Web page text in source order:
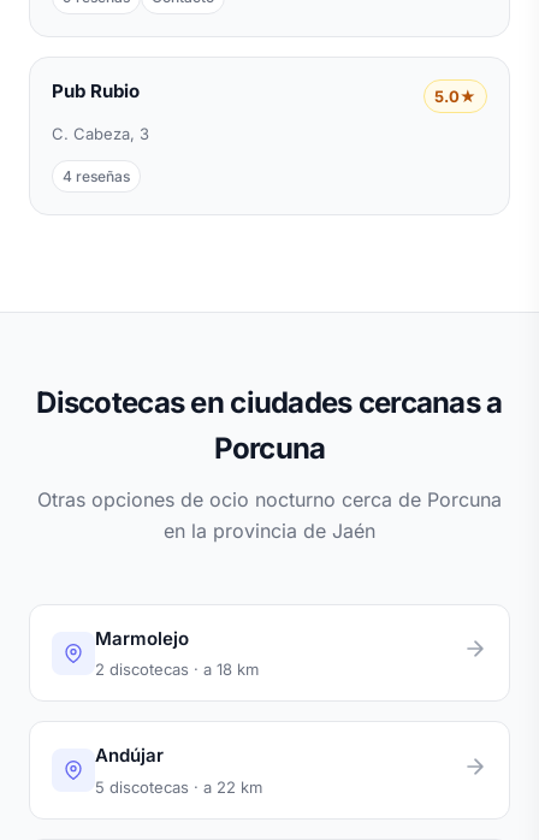
Pub Rubio
5.0★
C. Cabeza, 3
4 reseñas
Discotecas en ciudades cercanas a
Porcuna
Otras opciones de ocio nocturno cerca de Porcuna
en la provincia de Jaén
Marmolejo
2 discotecas · a 18 km
Andújar
5 discotecas · a 22 km